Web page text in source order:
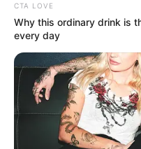
CTA LOVE
Why this ordinary drink is
every day